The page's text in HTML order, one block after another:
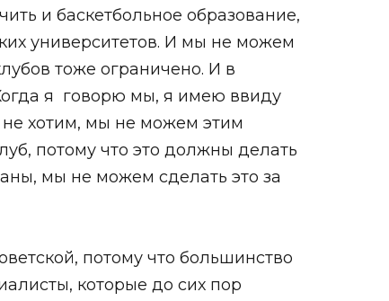
и баскетбольное образование,
университетов. И мы не можем
тоже ограничено. И в
я говорю мы, я имею ввиду
хотим, мы не можем этим
потому что это должны делать
мы не можем сделать это за
потому что большинство
которые до сих пор